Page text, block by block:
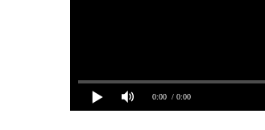
0:00 / 0:00